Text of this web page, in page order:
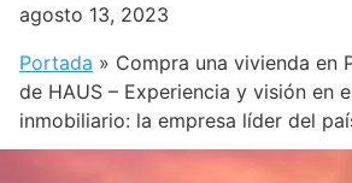
agosto 13, 2023
Portada » Compra una vivienda en
de HAUS – Experiencia y visión en
inmobiliario: la empresa líder del